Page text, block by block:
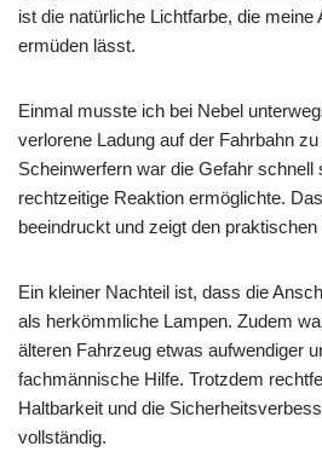
ist die natürliche Lichtfarbe, die meine
ermüden lässt.
Einmal musste ich bei Nebel
verlorene Ladung auf der Fahrbahn
Scheinwerfern war die Gefahr schnell
rechtzeitige Reaktion ermöglichte.
beeindruckt und zeigt den
Ein kleiner Nachteil ist, dass die
als herkömmliche Lampen. Zudem
älteren Fahrzeug etwas aufwendiger
fachmännische Hilfe. Trotzdem
Haltbarkeit und die
vollständig.